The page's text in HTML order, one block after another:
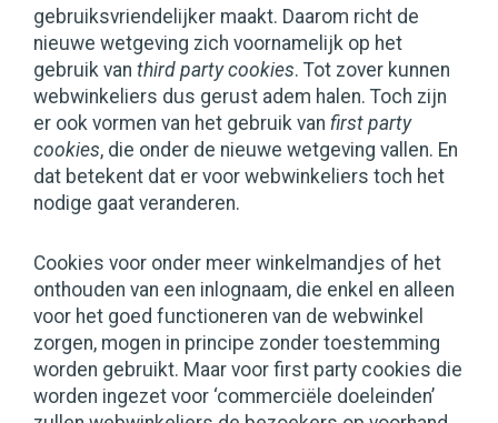
gebruiksvriendelijker maakt. Daarom richt de
nieuwe wetgeving zich voornamelijk op het
gebruik van third party cookies. Tot zover kunnen
webwinkeliers dus gerust adem halen. Toch zijn
er ook vormen van het gebruik van first party
cookies, die onder de nieuwe wetgeving vallen. En
dat betekent dat er voor webwinkeliers toch het
nodige gaat veranderen.
Cookies voor onder meer winkelmandjes of het
onthouden van een inlognaam, die enkel en alleen
voor het goed functioneren van de webwinkel
zorgen, mogen in principe zonder toestemming
worden gebruikt. Maar voor first party cookies die
worden ingezet voor ‘commerciële doeleinden’